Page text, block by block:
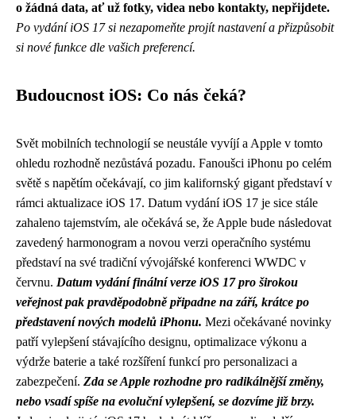
o žádná data, ať už fotky, videa nebo kontakty, nepřijdete.
Po vydání iOS 17 si nezapomeňte projít nastavení a přizpůsobit
si nové funkce dle vašich preferencí.
Budoucnost iOS: Co nás čeká?
Svět mobilních technologií se neustále vyvíjí a Apple v tomto
ohledu rozhodně nezůstává pozadu. Fanoušci iPhonu po celém
světě s napětím očekávají, co jim kalifornský gigant představí v
rámci aktualizace iOS 17. Datum vydání iOS 17 je sice stále
zahaleno tajemstvím, ale očekává se, že Apple bude následovat
zavedený harmonogram a novou verzi operačního systému
představí na své tradiční vývojářské konferenci WWDC v
červnu. Datum vydání finální verze iOS 17 pro širokou
veřejnost pak pravděpodobně připadne na září, krátce po
představení nových modelů iPhonu. Mezi očekávané novinky
patří vylepšení stávajícího designu, optimalizace výkonu a
výdrže baterie a také rozšíření funkcí pro personalizaci a
zabezpečení. Zda se Apple rozhodne pro radikálnější změny,
nebo vsadí spíše na evoluční vylepšení, se dozvíme již brzy.